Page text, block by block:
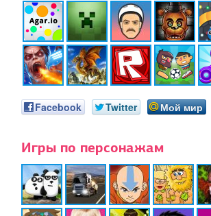
Facebook Twitter Мой мир
Игры по персонажам